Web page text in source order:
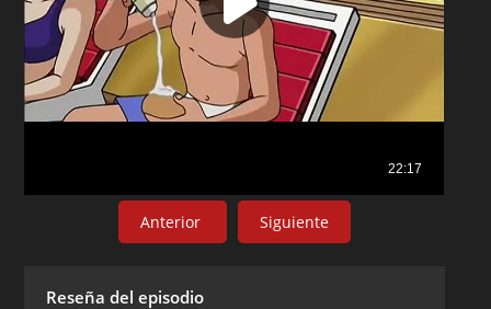
Anterior Siguiente
Reseña del episodio